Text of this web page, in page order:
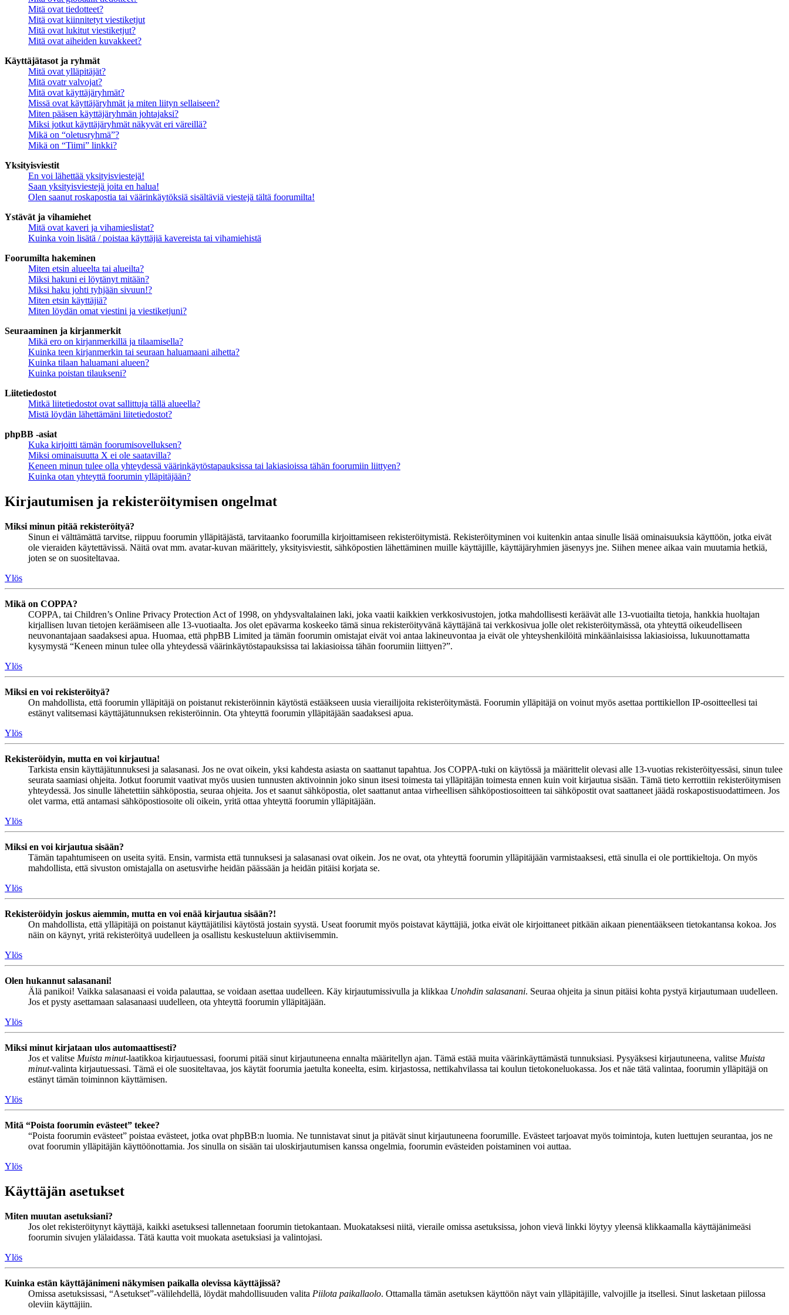
Mitä ovat tiedotteet?
Mitä ovat kiinnitetyt viestiketjut
Mitä ovat lukitut viestiketjut?
Mitä ovat aiheiden kuvakkeet?
Käyttäjätasot ja ryhmät
Mitä ovat ylläpitäjät?
Mitä ovatr valvojat?
Mitä ovat käyttäjäryhmät?
Missä ovat käyttäjäryhmät ja miten liityn sellaiseen?
Miten pääsen käyttäjäryhmän johtajaksi?
Miksi jotkut käyttäjäryhmät näkyvät eri väreillä?
Mikä on “oletusryhmä”?
Mikä on “Tiimi” linkki?
Yksityisviestit
En voi lähettää yksityisviestejä!
Saan yksityisviestejä joita en halua!
Olen saanut roskapostia tai väärinkäytöksiä sisältäviä viestejä tältä foorumilta!
Ystävät ja vihamiehet
Mitä ovat kaveri ja vihamieslistat?
Kuinka voin lisätä / poistaa käyttäjiä kavereista tai vihamiehistä
Foorumilta hakeminen
Miten etsin alueelta tai alueilta?
Miksi hakuni ei löytänyt mitään?
Miksi haku johti tyhjään sivuun!?
Miten etsin käyttäjiä?
Miten löydän omat viestini ja viestiketjuni?
Seuraaminen ja kirjanmerkit
Mikä ero on kirjanmerkillä ja tilaamisella?
Kuinka teen kirjanmerkin tai seuraan haluamaani aihetta?
Kuinka tilaan haluamani alueen?
Kuinka poistan tilaukseni?
Liitetiedostot
Mitkä liitetiedostot ovat sallittuja tällä alueella?
Mistä löydän lähettämäni liitetiedostot?
phpBB -asiat
Kuka kirjoitti tämän foorumisovelluksen?
Miksi ominaisuutta X ei ole saatavilla?
Keneen minun tulee olla yhteydessä väärinkäytöstapauksissa tai lakiasioissa tähän foorumiin liittyen?
Kuinka otan yhteyttä foorumin ylläpitäjään?
Kirjautumisen ja rekisteröitymisen ongelmat
Miksi minun pitää rekisteröityä?
Sinun ei välttämättä tarvitse, riippuu foorumin ylläpitäjästä, tarvitaanko foorumilla kirjoittamiseen rekisteröitymistä. Rekisteröityminen voi kuitenkin antaa sinulle lisää ominaisuuksia käyttöön, jotka eivät
ole vieraiden käytettävissä. Näitä ovat mm. avatar-kuvan määrittely, yksityisviestit, sähköpostien lähettäminen muille käyttäjille, käyttäjäryhmien jäsenyys jne. Siihen menee aikaa vain muutamia hetkiä,
joten se on suositeltavaa.
Ylös
Mikä on COPPA?
COPPA, tai Children’s Online Privacy Protection Act of 1998, on yhdysvaltalainen laki, joka vaatii kaikkien verkkosivustojen, jotka mahdollisesti keräävät alle 13-vuotiailta tietoja, hankkia huoltajan
kirjallisen luvan tietojen keräämiseen alle 13-vuotiaalta. Jos olet epävarma koskeeko tämä sinua rekisteröityvänä käyttäjänä tai verkkosivua jolle olet rekisteröitymässä, ota yhteyttä oikeudelliseen
neuvonantajaan saadaksesi apua. Huomaa, että phpBB Limited ja tämän foorumin omistajat eivät voi antaa lakineuvontaa ja eivät ole yhteyshenkilöitä minkäänlaisissa lakiasioissa, lukuunottamatta
kysymystä “Keneen minun tulee olla yhteydessä väärinkäytöstapauksissa tai lakiasioissa tähän foorumiin liittyen?”.
Ylös
Miksi en voi rekisteröityä?
On mahdollista, että foorumin ylläpitäjä on poistanut rekisteröinnin käytöstä estääkseen uusia vierailijoita rekisteröitymästä. Foorumin ylläpitäjä on voinut myös asettaa porttikiellon IP-osoitteellesi tai
estänyt valitsemasi käyttäjätunnuksen rekisteröinnin. Ota yhteyttä foorumin ylläpitäjään saadaksesi apua.
Ylös
Rekisteröidyin, mutta en voi kirjautua!
Tarkista ensin käyttäjätunnuksesi ja salasanasi. Jos ne ovat oikein, yksi kahdesta asiasta on saattanut tapahtua. Jos COPPA-tuki on käytössä ja määrittelit olevasi alle 13-vuotias rekisteröityessäsi, sinun tulee
seurata saamiasi ohjeita. Jotkut foorumit vaativat myös uusien tunnusten aktivoinnin joko sinun itsesi toimesta tai ylläpitäjän toimesta ennen kuin voit kirjautua sisään. Tämä tieto kerrottiin rekisteröitymisen
yhteydessä. Jos sinulle lähetettiin sähköpostia, seuraa ohjeita. Jos et saanut sähköpostia, olet saattanut antaa virheellisen sähköpostiosoitteen tai sähköpostit ovat saattaneet jäädä roskapostisuodattimeen. Jos
olet varma, että antamasi sähköpostiosoite oli oikein, yritä ottaa yhteyttä foorumin ylläpitäjään.
Ylös
Miksi en voi kirjautua sisään?
Tämän tapahtumiseen on useita syitä. Ensin, varmista että tunnuksesi ja salasanasi ovat oikein. Jos ne ovat, ota yhteyttä foorumin ylläpitäjään varmistaaksesi, että sinulla ei ole porttikieltoja. On myös
mahdollista, että sivuston omistajalla on asetusvirhe heidän päässään ja heidän pitäisi korjata se.
Ylös
Rekisteröidyin joskus aiemmin, mutta en voi enää kirjautua sisään?!
On mahdollista, että ylläpitäjä on poistanut käyttäjätilisi käytöstä jostain syystä. Useat foorumit myös poistavat käyttäjiä, jotka eivät ole kirjoittaneet pitkään aikaan pienentääkseen tietokantansa kokoa. Jos
näin on käynyt, yritä rekisteröityä uudelleen ja osallistu keskusteluun aktiivisemmin.
Ylös
Olen hukannut salasanani!
Älä panikoi! Vaikka salasanaasi ei voida palauttaa, se voidaan asettaa uudelleen. Käy kirjautumissivulla ja klikkaa Unohdin salasanani. Seuraa ohjeita ja sinun pitäisi kohta pystyä kirjautumaan uudelleen.
Jos et pysty asettamaan salasanaasi uudelleen, ota yhteyttä foorumin ylläpitäjään.
Ylös
Miksi minut kirjataan ulos automaattisesti?
Jos et valitse Muista minut-laatikkoa kirjautuessasi, foorumi pitää sinut kirjautuneena ennalta määritellyn ajan. Tämä estää muita väärinkäyttämästä tunnuksiasi. Pysyäksesi kirjautuneena, valitse Muista
minut-valinta kirjautuessasi. Tämä ei ole suositeltavaa, jos käytät foorumia jaetulta koneelta, esim. kirjastossa, nettikahvilassa tai koulun tietokoneluokassa. Jos et näe tätä valintaa, foorumin ylläpitäjä on
estänyt tämän toiminnon käyttämisen.
Ylös
Mitä “Poista foorumin evästeet” tekee?
“Poista foorumin evästeet” poistaa evästeet, jotka ovat phpBB:n luomia. Ne tunnistavat sinut ja pitävät sinut kirjautuneena foorumille. Evästeet tarjoavat myös toimintoja, kuten luettujen seurantaa, jos ne
ovat foorumin ylläpitäjän käyttöönottamia. Jos sinulla on sisään tai uloskirjautumisen kanssa ongelmia, foorumin evästeiden poistaminen voi auttaa.
Ylös
Käyttäjän asetukset
Miten muutan asetuksiani?
Jos olet rekisteröitynyt käyttäjä, kaikki asetuksesi tallennetaan foorumin tietokantaan. Muokataksesi niitä, vieraile omissa asetuksissa, johon vievä linkki löytyy yleensä klikkaamalla käyttäjänimeäsi
foorumin sivujen ylälaidassa. Tätä kautta voit muokata asetuksiasi ja valintojasi.
Ylös
Kuinka estän käyttäjänimeni näkymisen paikalla olevissa käyttäjissä?
Omissa asetuksissasi, “Asetukset”-välilehdellä, löydät mahdollisuuden valita Piilota paikallaolo. Ottamalla tämän asetuksen käyttöön näyt vain ylläpitäjille, valvojille ja itsellesi. Sinut lasketaan piilossa
oleviin käyttäjiin.